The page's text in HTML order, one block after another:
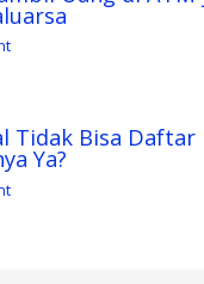
Tidak Bisa Daftar
Ya?